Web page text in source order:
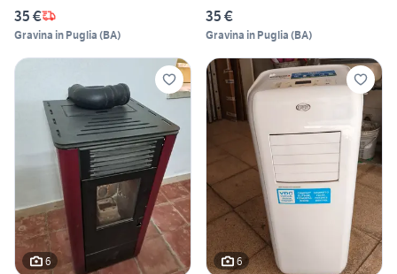
35 €
Gravina in Puglia (BA)
35 €
Gravina in Puglia (BA)
6 6